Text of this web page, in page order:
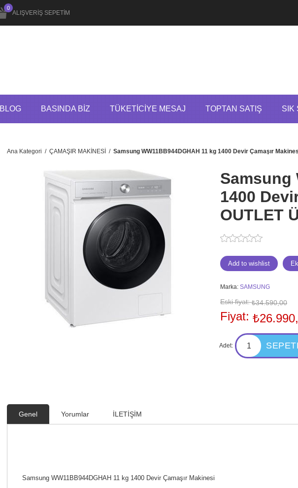
ALIŞVERİŞ SEPETİM
0
BLOG BASINDA BIZ TÜKETICIYE MESAJ TOPTAN SATIŞ SIK
Ana Kategori / ÇAMAŞIR MAKİNESİ / Samsung WW11BB944DGHAH 11 kg 1400 Devir Çamaşır
Samsung
1400
OUTLET
Marka: SAMSUNG
Eski fiyat: ₺34.590,00
Fiyat:
Adet:
Genel Yorumlar İLETİŞİM
Samsung WW11BB944DGHAH 11 kg 1400 Devir Çamaşır Makinesi